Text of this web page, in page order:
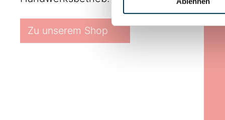
Zu unserem Shop